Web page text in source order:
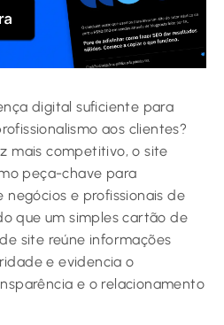
digital suficiente para
aos clientes?
mais competitivo, o site
peça-chave para
e profissionais de
que um simples cartão de
site reúne informações
e evidencia o
e o relacionamento